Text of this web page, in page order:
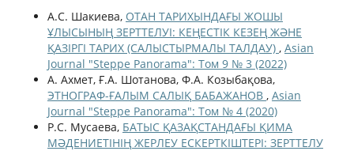
А.С. Шакиева, ОТАН ТАРИХЫНДАҒЫ ЖОШЫ
ҰЛЫСЫНЫҢ ЗЕРТТЕЛУІ: КЕҢЕСТІК КЕЗЕҢ ЖӘНЕ
ҚАЗІРГІ ТАРИХ (САЛЫСТЫРМАЛЫ ТАЛДАУ) , Asian
Journal "Steppe Panorama": Том 9 № 3 (2022)
А. Ахмет, Ғ.А. Шотанова, Ф.А. Козыбақова,
ЭТНОГРАФ-ҒАЛЫМ САЛЫҚ БАБАЖАНОВ , Asian
Journal "Steppe Panorama": Том № 4 (2020)
Р.С. Мусаева, БАТЫС ҚАЗАҚСТАНДАҒЫ ҚИМА
МӘДЕНИЕТІНІҢ ЖЕРЛЕУ ЕСКЕРТКІШТЕРІ: ЗЕРТТЕЛУ